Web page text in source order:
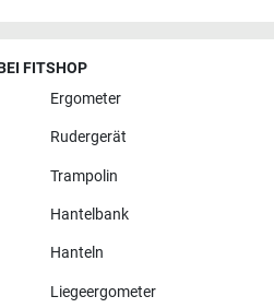
FITSHOP
Ergometer
Rudergerät
Trampolin
Hantelbank
Hanteln
Liegeergometer